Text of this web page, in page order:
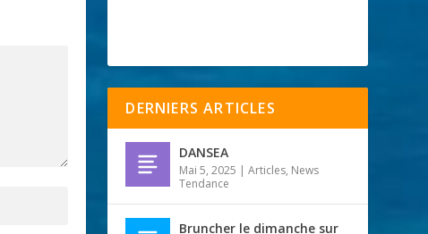
DERNIERS ARTICLES
DANSEA
Mai 5, 2025 |Articles, News
Tendance
Bruncher le dimanche sur